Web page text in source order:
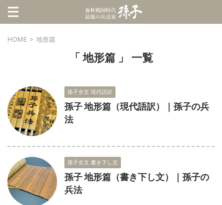
HOME > 地形篇
「 地形篇 」 一覧
孫子全文 現代語訳
孫子 地形篇（現代語訳）｜孫子の兵
法
孫子全文 書き下し文
孫子 地形篇（書き下し文）｜孫子の
兵法